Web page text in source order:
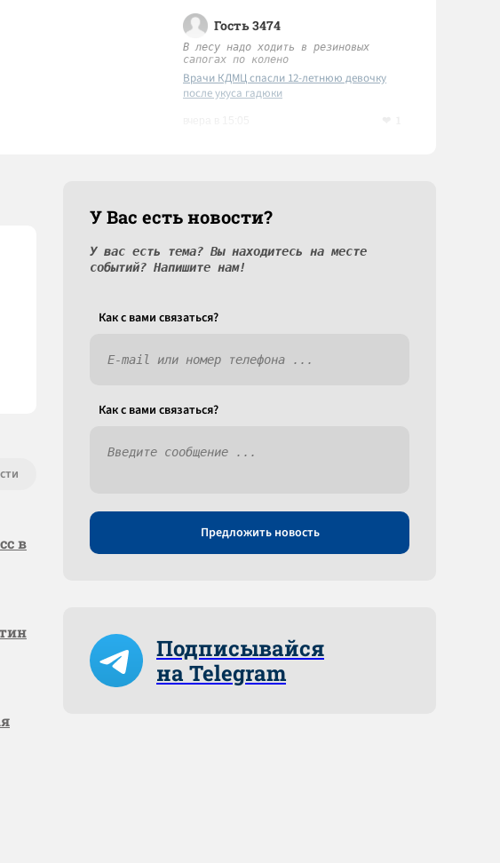
Гость 3474
В лесу надо ходить в резиновых
сапогах по колено
Врачи КДМЦ спасли 12-летнюю девочку
после укуса гадюки
в
У Вас есть новости?
У вас есть тема? Вы находитесь на месте
событий? Напишите нам!
Как c вами связаться?
Как c вами связаться?
Предложить новость
Подписывайся
на Telegram